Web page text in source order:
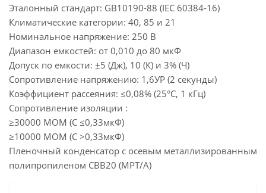
Эталонный стандарт: GB10190-88 (IEC 60384-16)
Климатические категории: 40, 85 и 21
Номинальное напряжение: 250 В
Диапазон емкостей: от 0,010 до 80 мкФ
Допуск по емкости: ±5 (Дж), 10 (К) и 3% (Ч)
Сопротивление напряжению: 1,6УР (2 секунды)
Коэффициент рассеяния: ≤0,08% (25°C, 1 кГц)
Сопротивление изоляции :
≥30000 МОМ (C ≤0,33мкФ)
≥10000 МОМ (C >0,33мкФ)
Пленочный конденсатор с осевым металлизированным
полипропиленом CBB20 (MPT/A)